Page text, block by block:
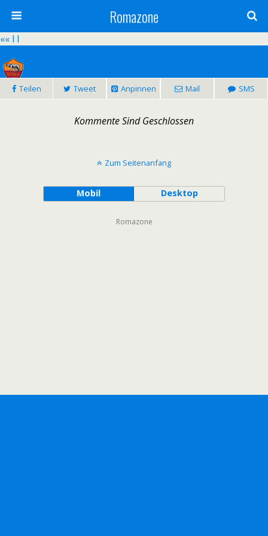
Romazone
«« l l
0:2
AS Roma – Real Madrid
2015/2016
Teilen Tweet Anpinnen Mail SMS
Kommente Sind Geschlossen
Zum Seitenanfang
Mobil Desktop
Romazone